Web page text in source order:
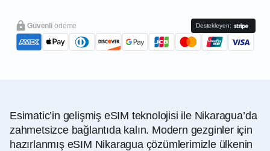
Güvenli ödeme Destekleyen:
Esimatic’in gelişmiş eSIM teknolojisi ile Nikaragua’da
zahmetsizce bağlantıda kalın. Modern gezginler için
hazırlanmış eSIM Nikaragua çözümlerimizle ülkenin